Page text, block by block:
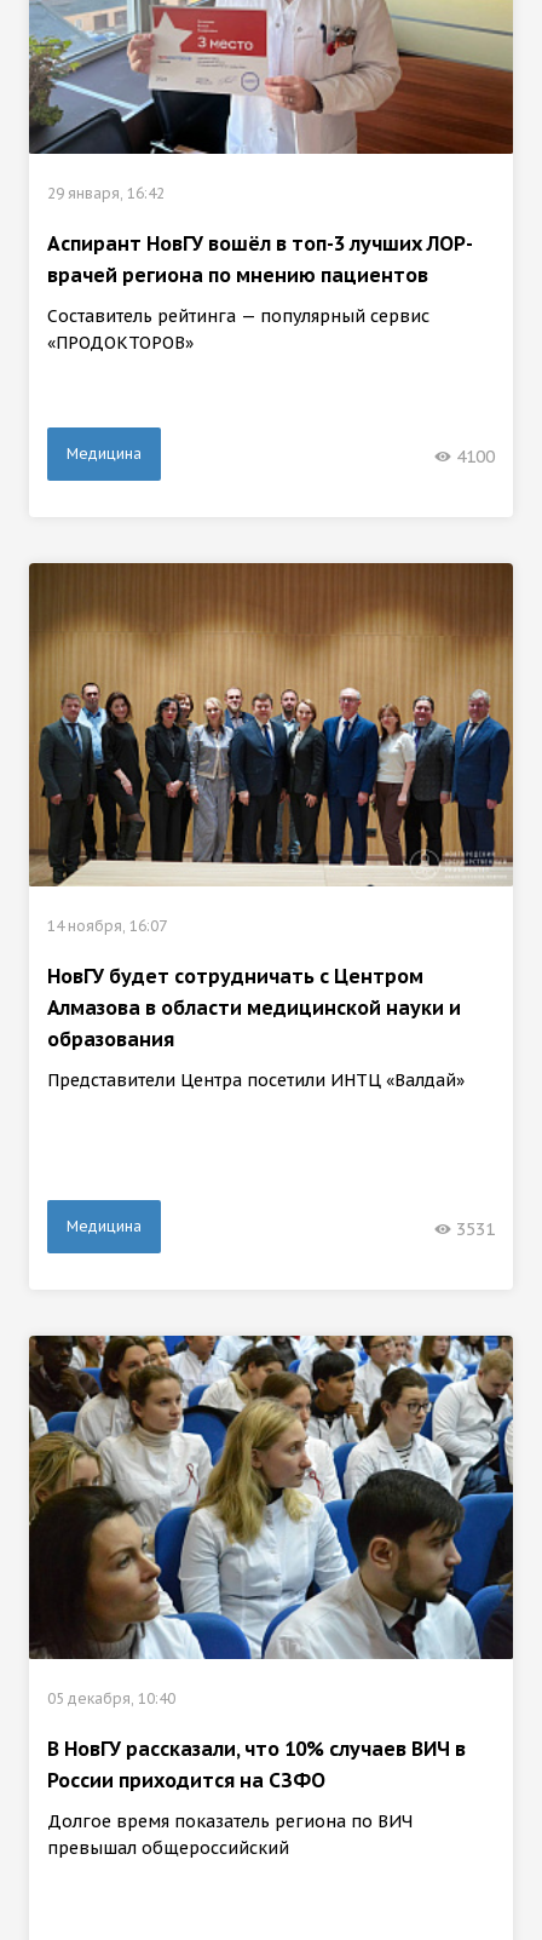
29 января, 16:42
Аспирант НовГУ вошёл в топ-3 лучших ЛОР-
врачей региона по мнению пациентов
Составитель рейтинга — популярный сервис
«ПРОДОКТОРОВ»
Медицина 4100
14 ноября, 16:07
НовГУ будет сотрудничать с Центром
Алмазова в области медицинской науки и
образования
Представители Центра посетили ИНТЦ «Валдай»
Медицина 3531
05 декабря, 10:40
В НовГУ рассказали, что 10% случаев ВИЧ в
России приходится на СЗФО
Долгое время показатель региона по ВИЧ
превышал общероссийский